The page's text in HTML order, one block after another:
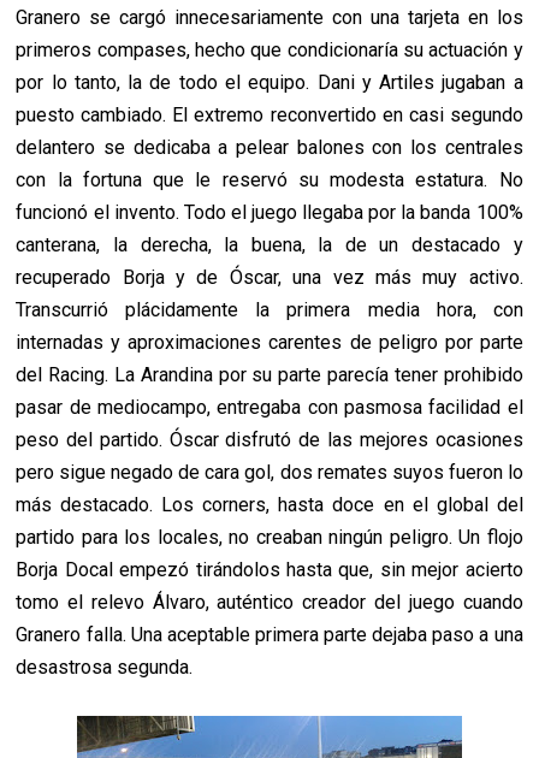
Granero se cargó innecesariamente con una tarjeta en los
primeros compases, hecho que condicionaría su actuación y
por lo tanto, la de todo el equipo. Dani y Artiles jugaban a
puesto cambiado. El extremo reconvertido en casi segundo
delantero se dedicaba a pelear balones con los centrales
con la fortuna que le reservó su modesta estatura. No
funcionó el invento. Todo el juego llegaba por la banda 100%
canterana, la derecha, la buena, la de un destacado y
recuperado Borja y de Óscar, una vez más muy activo.
Transcurrió plácidamente la primera media hora, con
internadas y aproximaciones carentes de peligro por parte
del Racing. La Arandina por su parte parecía tener prohibido
pasar de mediocampo, entregaba con pasmosa facilidad el
peso del partido. Óscar disfrutó de las mejores ocasiones
pero sigue negado de cara gol, dos remates suyos fueron lo
más destacado. Los corners, hasta doce en el global del
partido para los locales, no creaban ningún peligro. Un flojo
Borja Docal empezó tirándolos hasta que, sin mejor acierto
tomo el relevo Álvaro, auténtico creador del juego cuando
Granero falla. Una aceptable primera parte dejaba paso a una
desastrosa segunda.